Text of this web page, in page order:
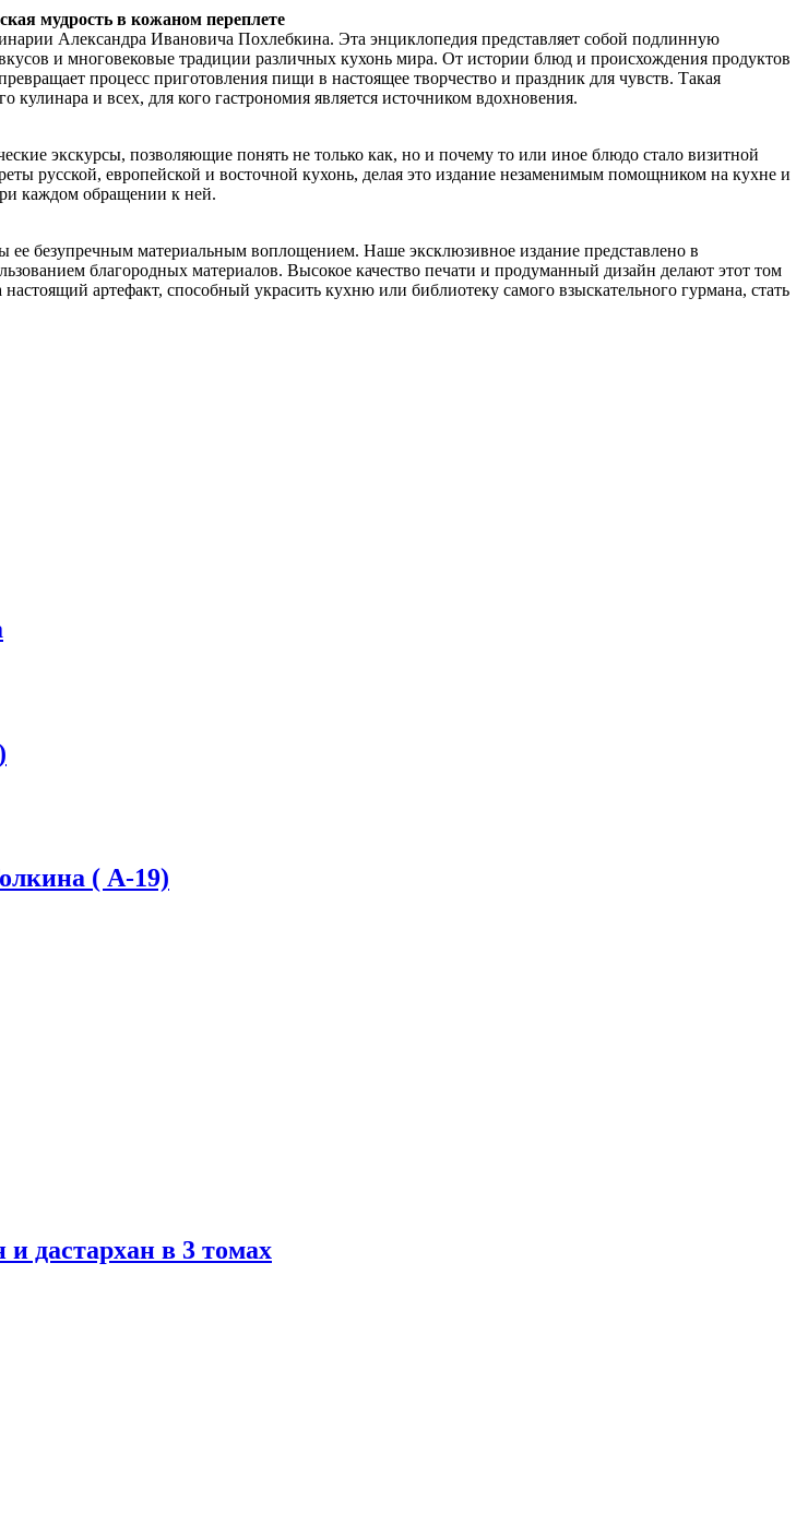
мудрость в кожаном переплете
Александра Ивановича Похлебкина. Эта энциклопедия представляет собой подлинную
и многовековые традиции различных кухонь мира. От истории блюд и происхождения продуктов
процесс приготовления пищи в настоящее творчество и праздник для чувств. Такая
и всех, для кого гастрономия является источником вдохновения.
экскурсы, позволяющие понять не только как, но и почему то или иное блюдо стало визитной
русской, европейской и восточной кухонь, делая это издание незаменимым помощником на кухне и
каждом обращении к ней.
безупречным материальным воплощением. Наше эксклюзивное издание представлено в
благородных материалов. Высокое качество печати и продуманный дизайн делают этот том
артефакт, способный украсить кухню или библиотеку самого взыскательного гурмана, стать
( А-19)
дастархан в 3 томах